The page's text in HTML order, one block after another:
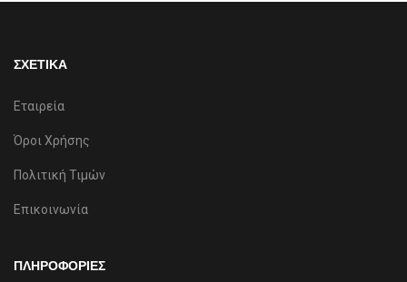
ΣΧΕΤΙΚΑ
Εταιρεία
Όροι Χρήσης
Πολιτική Τιμών
Επικοινωνία
ΠΛΗΡΟΦΟΡΙΕΣ